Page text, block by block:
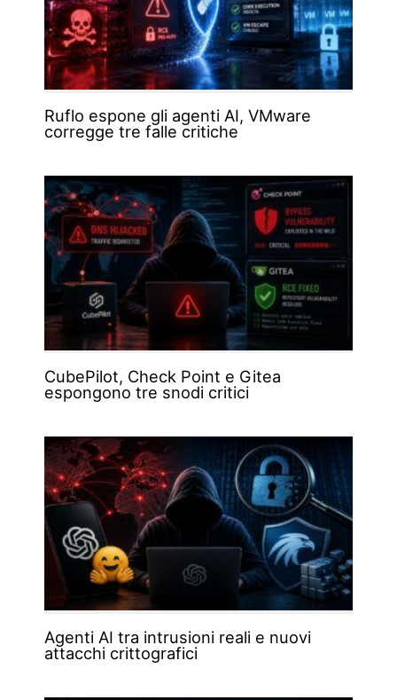
Ruflo espone gli agenti AI, VMware
corregge tre falle critiche
CubePilot, Check Point e Gitea
espongono tre snodi critici
Agenti AI tra intrusioni reali e nuovi
attacchi crittografici